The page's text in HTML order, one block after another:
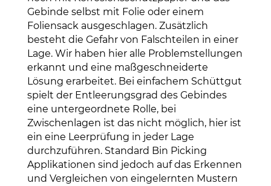
Gebinde selbst mit Folie oder einem
Foliensack ausgeschlagen. Zusätzlich
besteht die Gefahr von Falschteilen in einer
Lage. Wir haben hier alle Problemstellungen
erkannt und eine maßgeschneiderte
Lösung erarbeitet. Bei einfachem Schüttgut
spielt der Entleerungsgrad des Gebindes
eine untergeordnete Rolle, bei
Zwischenlagen ist das nicht möglich, hier ist
ein eine Leerprüfung in jeder Lage
durchzuführen. Standard Bin Picking
Applikationen sind jedoch auf das Erkennen
und Vergleichen von eingelernten Mustern